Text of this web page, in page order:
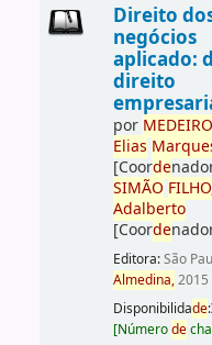
Direito
negócios
aplicado:
direito
por MEDE
Elias
[Coorde
SIMÃO
Adalberto
[Coorde
Editora:São
Almedina,2015
Disponibilidade:
[Númerode